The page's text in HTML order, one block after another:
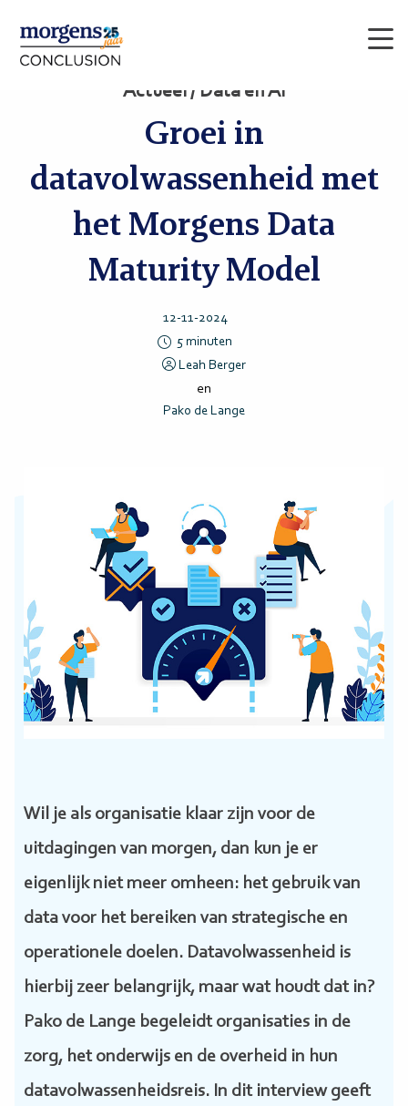
Actueel / Data en AI
Groei in
datavolwassenheid met
het Morgens Data
Maturity Model
12-11-2024
5 minuten
Leah Berger
en
Pako de Lange
Wil je als organisatie klaar zijn voor de
uitdagingen van morgen, dan kun je er
eigenlijk niet meer omheen: het gebruik van
data voor het bereiken van strategische en
operationele doelen. Datavolwassenheid is
hierbij zeer belangrijk, maar wat houdt dat in?
Pako de Lange begeleidt organisaties in de
zorg, het onderwijs en de overheid in hun
datavolwassenheidsreis. In dit interview geeft